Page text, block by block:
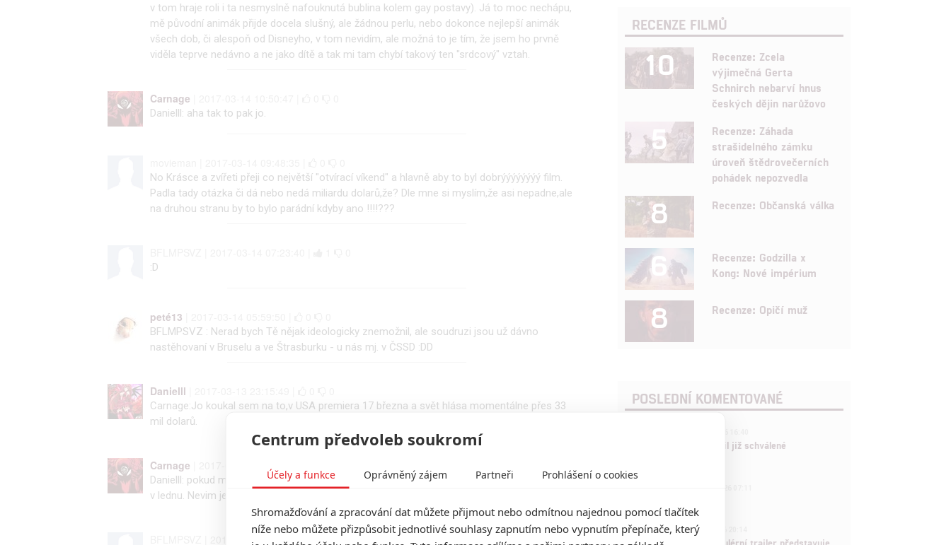
v tom hraje roli i ta nesmyslně nafouknutá bublina kolem gay postavy). Já to moc nechápu,
mě původní animák přijde docela slušný, ale žádnou perlu, nebo dokonce nejlepší animák
všech dob, či alespoň od Disneyho, v tom nevidím, ale možná to je tím, že jsem ho prvně
viděla teprve nedávno a ne jako dítě a tak mi tam chybí takový ten "srdcový" vztah.
Carnage
Danielll: aha tak to pak jo.
No Krásce a zvířeti přeji co největší "otvírací víkend" a hlavně aby to byl dobrýýýýýýýý film.
Padla tady otázka či dá nebo nedá miliardu dolarů,že? Dle mne si myslím,že asi nepadne,ale
na druhou stranu by to bylo parádní kdyby ano !!!!???
:D
peté13
BFLMPSVZ : Nerad bych Tě nějak ideologicky znemožnil, ale soudruzi jsou už dávno
nastěhovaní v Bruselu a ve Štrasburku - u nás mj. v ČSSD :DD
Danielll
Carnage:Jo koukal sem na to,v USA premiera 17 března a svět hlása momentálne přes 33
mil dolarů.
Carnage
Danielll: pokud mi něco neuniklo tak Trainspotting 2 měl premiéru už v únoru a v UK dokonce
v lednu. Nevim jestli teda v US má až březen.
BFLMPSVZ | 2017-03-13 22:38:56 | 0 0
RECENZE FILMŮ
10
Recenze: Zcela
výjimečná Gerta
Schnirch nebarví hnus
českých dějin narůžovo
5
Recenze: Záhada
strašidelného zámku
úroveň štědrovečerních
pohádek nepozvedla
8 Recenze: Občanská válka
6
Recenze: Godzilla x
Kong: Nové impérium
8 Recenze: Opičí muž
POSLEDNÍ KOMENTOVANÉ
Marvel nečekaně zrušil již schválené
1ČLÁNEK | 30.07.2026 20:14
Děti krve a kostí: Regulérní trailer představuje
Centrum předvoleb soukromí
Účely a funkce Oprávněný zájem Partneři Prohlášení o cookies
Shromažďování a zpracování dat můžete přijmout nebo odmítnou najednou pomocí tlačítek
níže nebo můžete přizpůsobit jednotlivé souhlasy zapnutím nebo vypnutím přepínače, který